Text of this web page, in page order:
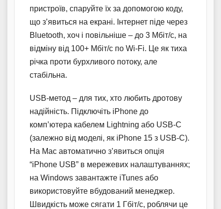
пристроїв, спаруйте їх за допомогою коду,
що з’явиться на екрані. Інтернет піде через
Bluetooth, хоч і повільніше – до 3 Мбіт/с, на
відміну від 100+ Мбіт/с по Wi-Fi. Це як тиха
річка проти бурхливого потоку, але
стабільна.
USB-метод – для тих, хто любить дротову
надійність. Підключіть iPhone до
комп’ютера кабелем Lightning або USB-C
(залежно від моделі, як iPhone 15 з USB-C).
На Mac автоматично з’явиться опція
“iPhone USB” в мережевих налаштуваннях;
на Windows завантажте iTunes або
використовуйте вбудований менеджер.
Швидкість може сягати 1 Гбіт/с, роблячи це